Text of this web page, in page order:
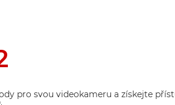
pro svou videokameru a získejte